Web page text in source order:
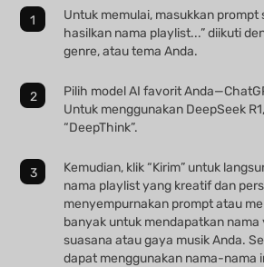
Untuk memulai, masukkan prompt
hasilkan nama playlist...” diikuti
genre, atau tema Anda.
Pilih model AI favorit
Untuk menggunakan DeepSeek
“DeepThink”.
Kemudian, klik “Kirim” untuk
nama playlist yang kreatif dan
menyempurnakan prompt atau
banyak untuk mendapatkan
suasana atau gaya musik Anda.
dapat menggunakan nama-nama